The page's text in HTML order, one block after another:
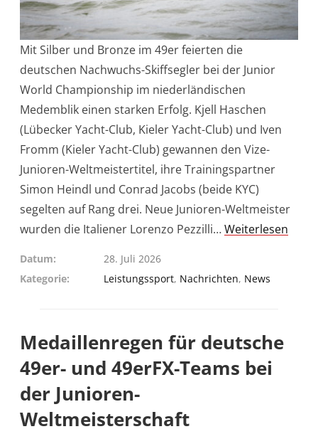
Mit Silber und Bronze im 49er feierten die
deutschen Nachwuchs-Skiffsegler bei der Junior
World Championship im niederländischen
Medemblik einen starken Erfolg. Kjell Haschen
(Lübecker Yacht-Club, Kieler Yacht-Club) und Iven
Fromm (Kieler Yacht-Club) gewannen den Vize-
Junioren-Weltmeistertitel, ihre Trainingspartner
Simon Heindl und Conrad Jacobs (beide KYC)
segelten auf Rang drei. Neue Junioren-Weltmeister
wurden die Italiener Lorenzo Pezzilli…Weiterlesen
Datum
28. Juli 2026
Kategorie
Leistungssport, Nachrichten, News
Medaillenregen für deutsche
49er- und 49erFX-Teams bei
der Junioren-
Weltmeisterschaft